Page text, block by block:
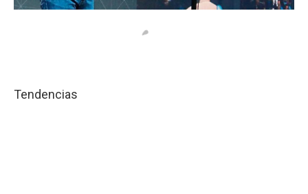
Tendencias